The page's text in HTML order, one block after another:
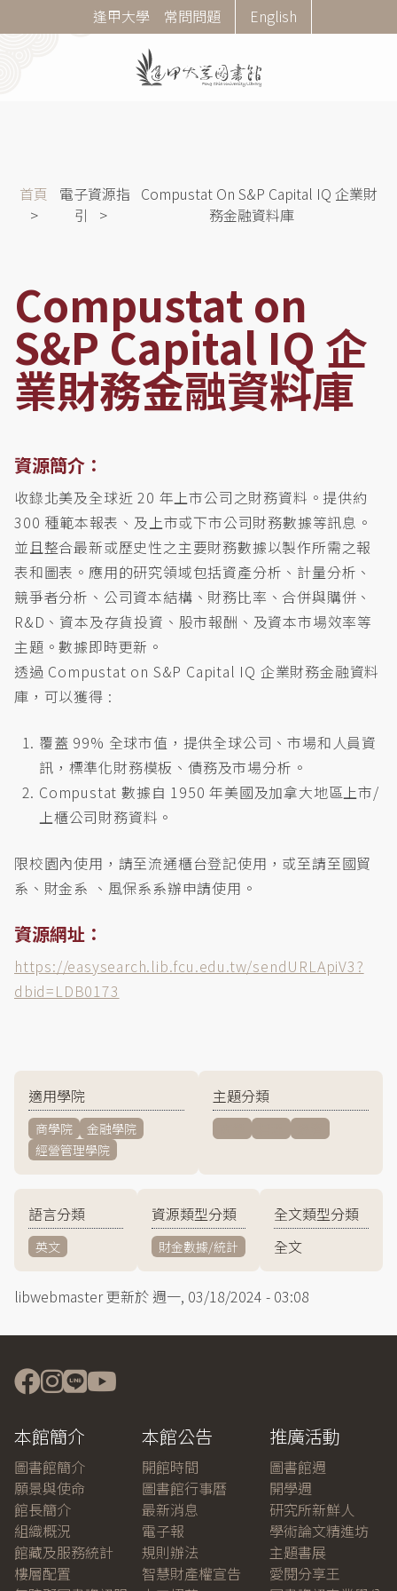
至
Corner
Menu
逢甲大學 常問問題 English
導
首頁
電子資源指
引
Compustat On S&P Capital IQ 企業財
務金融資料庫
Compustat on
S&P Capital IQ 企
業財務金融資料庫
資源簡介：
收錄北美及全球近 20 年上市公司之財務資料。提供約
300 種範本報表、及上市或下市公司財務數據等訊息。
並且整合最新或歷史性之主要財務數據以製作所需之報
表和圖表。應用的研究領域包括資產分析、計量分析、
競爭者分析、公司資本結構、財務比率、合併與購併、
R&D、資本及存貨投資、股市報酬、及資本市場效率等
主題。數據即時更新。
透過 Compustat on S&P Capital IQ 企業財務金融資料
庫，可以獲得 :
覆蓋 99% 全球市值，提供全球公司、市場和人員資
訊，標準化財務模板、債務及市場分析。
Compustat 數據自 1950 年美國及加拿大地區上市/
上櫃公司財務資料。
限校園內使用，請至流通櫃台登記使用，或至請至國貿
系、財金系 、風保系系辦申請使用。
資源網址：
https://easysearch.lib.fcu.edu.tw/sendURLApiV3?
dbid=LDB0173
適用學院
商學院
金融學院
經營管理學院
主題分類
語言分類
英文
資源類型分類
財金數據/統計
全文類型分類
全文
libwebmaster更新於 週一, 03/18/2024 - 03:08
本館簡介
圖書館簡介
願景與使命
館長簡介
組織概況
館藏及服務統計
樓層配置
本館公告
開館時間
圖書館行事曆
最新消息
電子報
規則辦法
智慧財產權宣告
推廣活動
圖書館週
開學週
研究所新鮮人
學術論文精進坊
主題書展
愛閱分享王